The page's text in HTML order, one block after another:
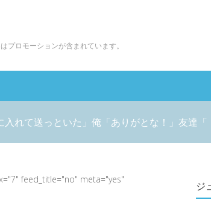
プロモーションが含まれています。
れて送っといた」俺「ありがとな！」友達「
feed_title="no" meta="yes"
ジ